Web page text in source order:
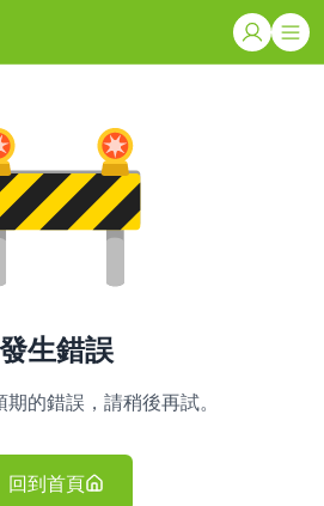
發生錯誤
的錯誤，請稍後再試。
回到首頁